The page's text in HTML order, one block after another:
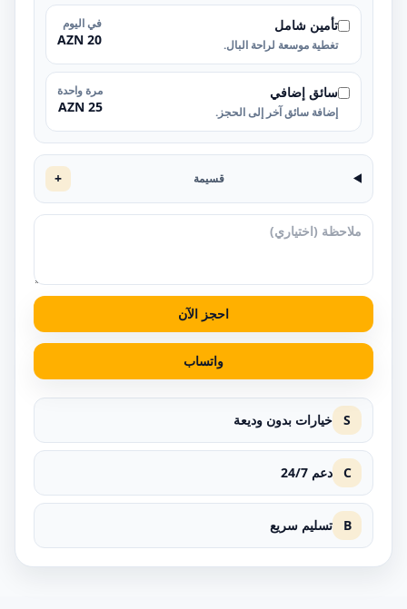
تأمين شامل
تغطية موسعة لراحة البال.
في اليوم
20 AZN
سائق إضافي
إضافة سائق آخر إلى الحجز.
مرة واحدة
25 AZN
قسيمة +
احجز الآن
واتساب
S خيارات بدون وديعة
C دعم 24/7
B تسليم سريع